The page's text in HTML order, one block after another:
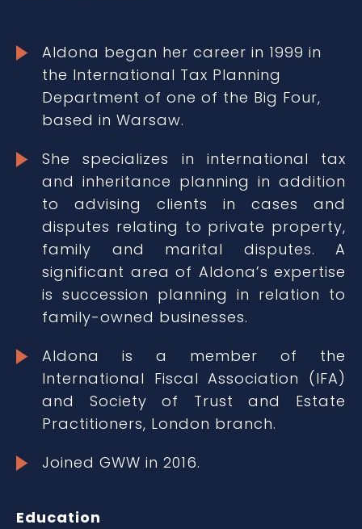
Aldona began her career in 1999 in
the International Tax Planning
Department of one of the Big Four,
based in Warsaw.
She specializes in international tax
and inheritance planning in addition
to advising clients in cases and
disputes relating to private property,
family and marital disputes. A
significant area of Aldona’s expertise
is succession planning in relation to
family-owned businesses.
Aldona is a member of the
International Fiscal Association (IFA)
and Society of Trust and Estate
Practitioners, London branch.
Joined GWW in 2016.
Education